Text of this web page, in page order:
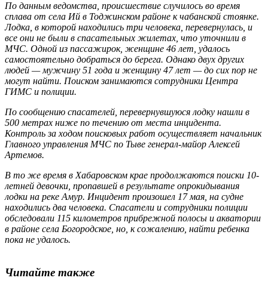
По данным ведомства, происшествие случилось во время
сплава от села Ий в Тоджинском районе к чабанской стоянке.
Лодка, в которой находились три человека, перевернулась, и
все они не были в спасательных жилетах, что уточнили в
МЧС. Одной из пассажирок, женщине 46 лет, удалось
самостоятельно добраться до берега. Однако двух других
людей — мужчину 51 года и женщину 47 лет — до сих пор не
могут найти. Поиском занимаются сотрудники Центра
ГИМС и полиции.
По сообщению спасателей, перевернувшуюся лодку нашли в
500 метрах ниже по течению от места инцидента.
Контроль за ходом поисковых работ осуществляет начальник
Главного управления МЧС по Тыве генерал-майор Алексей
Артемов.
В то же время в Хабаровском крае продолжаются поиски 10-
летней девочки, пропавшей в результате опрокидывания
лодки на реке Амур. Инцидент произошел 17 мая, на судне
находились два человека. Спасатели и сотрудники полиции
обследовали 115 километров прибрежной полосы и акватории
в районе села Богородское, но, к сожалению, найти ребенка
пока не удалось.
Читайте также